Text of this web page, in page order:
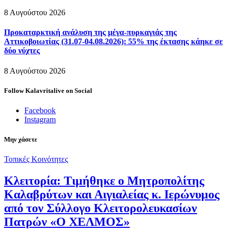
8 Αυγούστου 2026
Προκαταρκτική ανάλυση της μέγα-πυρκαγιάς της
Αττικοβοιωτίας (31.07-04.08.2026): 55% της έκτασης κάηκε σε
δύο νύχτες
8 Αυγούστου 2026
Follow Kalavritalive on Social
Facebook
Instagram
Μην χάσετε
Τοπικές Κοινότητες
Κλειτορία: Τιμήθηκε ο Μητροπολίτης
Καλαβρύτων και Αιγιαλείας κ. Ιερώνυμος
από τον Σύλλογο Κλειτορολευκασίων
Πατρών «Ο ΧΕΛΜΟΣ»